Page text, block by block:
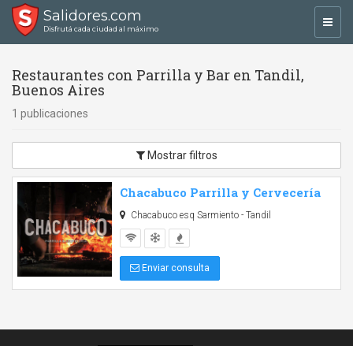
Salidores.com
Disfrutá cada ciudad al máximo
Restaurantes con Parrilla y Bar en Tandil,
Buenos Aires
1 publicaciones
Mostrar filtros
Chacabuco Parrilla y Cervecería
Chacabuco esq Sarmiento - Tandil
Enviar consulta